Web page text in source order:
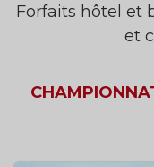
Forfaits hôtel et
et